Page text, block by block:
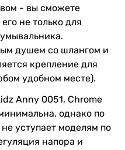
- вы сможете
не только для
душем со шлангом и
крепление для
удобном месте).
Anny 0051, Chrome
однако по
уступает моделям по
напора и